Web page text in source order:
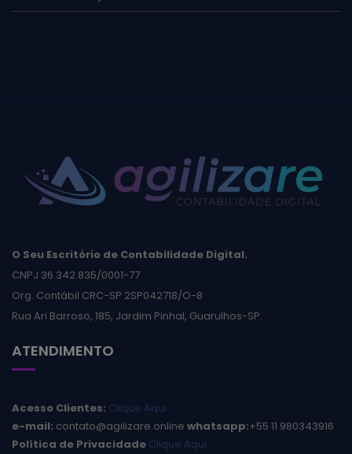
O Seu Escritório de Contabilidade Digital.
CNPJ 36.342.835/0001-77
Org. Contábil CRC-SP 2SP042718/O-8
Rua Ari Barroso, 185, Jardim Pinhal, Guarulhos-SP.
ATENDIMENTO
Acesso Clientes: Clique Aqui
e-mail: contato@agilizare.online whatsapp:+55 11 980343916
Política de Privacidade Clique Aqui